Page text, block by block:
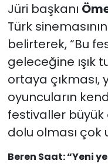
Jüri başkanı
Türk
belirterek, “Bu
geleceğine ışık
ortaya
oyuncuların
festivaller büyük
dolu olması çok
Beren Saat: “Yeni